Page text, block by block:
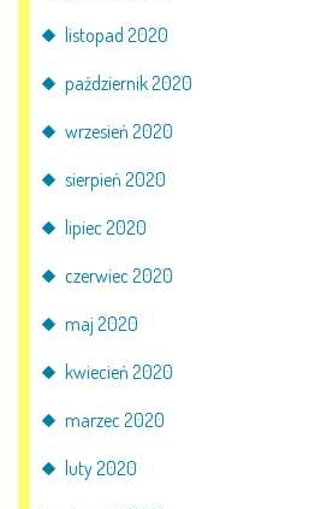
listopad 2020
październik 2020
wrzesień 2020
sierpień 2020
lipiec 2020
czerwiec 2020
maj 2020
kwiecień 2020
marzec 2020
luty 2020